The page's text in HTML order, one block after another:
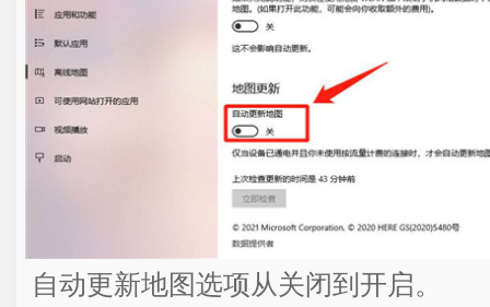
自动更新地图选项从关闭到开启。